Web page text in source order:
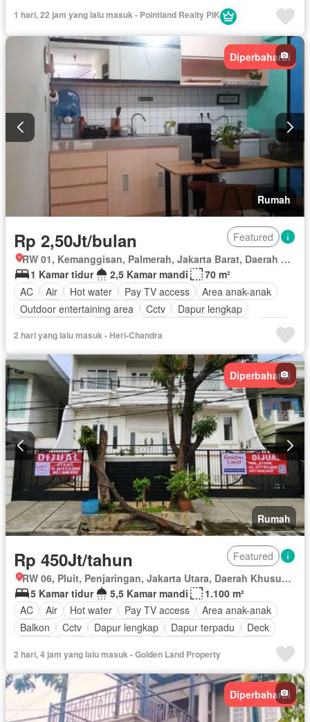
1 hari, 22 jam yang lalu masuk - Pointland Realty PIK
Diperbaharui
Rumah
Rp 2,50Jt/bulan
Featured
RW 01, Kemanggisan, Palmerah, Jakarta Barat, Daerah Khusus Ibukota Jakarta
1 Kamar tidur
2,5 Kamar mandi
70 m²
AC
Air Hot water Pay TV access
Area anak-anak
Outdoor entertaining area
Cctv
Dapur lengkap
Listrik
Fully fenced
Secure parking
Taman atap
Tangki air Garasi Teras Halaman
Wifi
Berperabot lengkap
2 hari yang lalu masuk - Heri-Chandra
Diperbaharui
Rumah
Rp 450Jt/tahun
Featured
RW 06, Pluit, Penjaringan, Jakarta Utara, Daerah Khusus Ibukota Jakarta
5 Kamar tidur
5,5 Kamar mandi
1.100 m²
AC
Air Hot water Pay TV access
Area anak-anak
Balkon
Cctv Dapur lengkap Dapur terpadu
Deck
Keamanan 24 jam
Lapangan tenis
Listrik
Secure parking
Rumah jaga Ruang layanan
Taman
Taman atap
Telephone Televisi Garasi
Teras
Halaman
Wifi Sebagian perabotan
2 hari, 4 jam yang lalu masuk - Golden Land Property
Diperbaharui